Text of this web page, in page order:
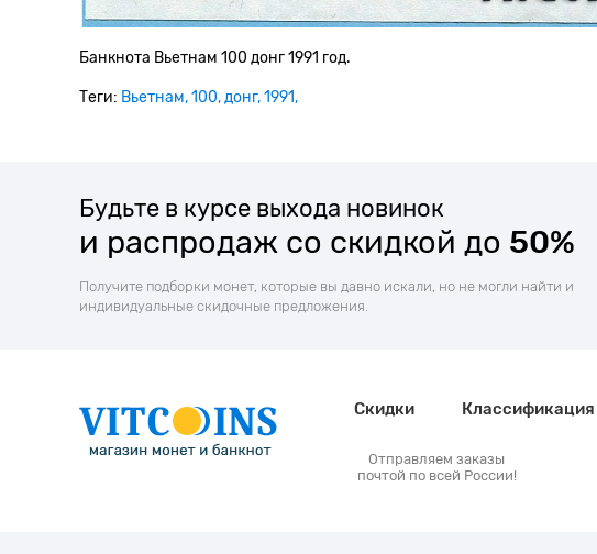
Банкнота Вьетнам 100 донг 1991 год.
Теги: Вьетнам 100 донг 1991
Будьте в курсе выхода новинок
и распродаж со скидкой до 50%
Получите подборки монет, которые вы давно искали, но не могли найти и
индивидуальные скидочные предложения.
Скидки
Отправляем заказы
почтой по всей России!